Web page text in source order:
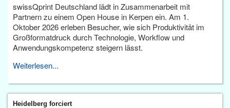
swissQprint Deutschland lädt in Zusammenarbeit mit
Partnern zu einem Open House in Kerpen ein. Am 1.
Oktober 2026 erleben Besucher, wie sich Produktivität im
Großformatdruck durch Technologie, Workflow und
Anwendungskompetenz steigern lässt.
Weiterlesen...
Heidelberg forciert